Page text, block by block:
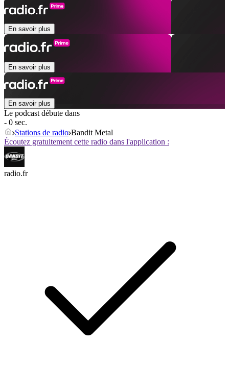
En savoir plus
En savoir plus
En savoir plus
Le podcast débute dans
- 0 sec.
Stations de radio Bandit Metal
Écoutez gratuitement cette radio dans l'application :
radio.fr